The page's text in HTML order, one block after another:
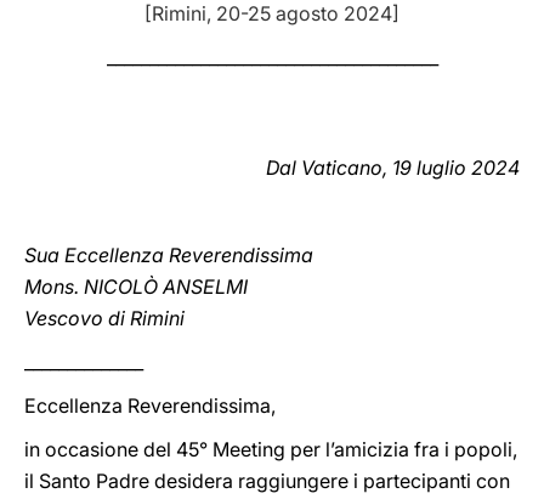
[Rimini, 20-25 agosto 2024]
Dal Vaticano, 19 luglio 2024
Sua Eccellenza Reverendissima
Mons. NICOLÒ ANSELMI
Vescovo di Rimini
Eccellenza Reverendissima,
in occasione del 45° Meeting per l’amicizia fra i popoli,
il Santo Padre desidera raggiungere i partecipanti con